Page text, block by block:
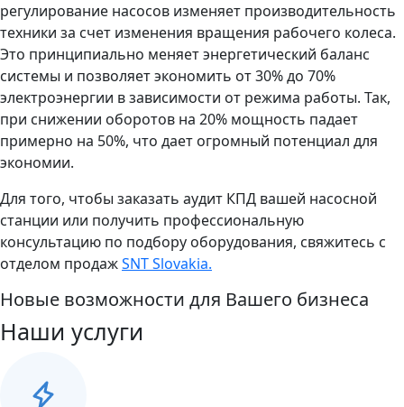
регулирование насосов изменяет производительность
техники за счет изменения вращения рабочего колеса.
Это принципиально меняет энергетический баланс
системы и позволяет экономить от 30% до 70%
электроэнергии в зависимости от режима работы. Так,
при снижении оборотов на 20% мощность падает
примерно на 50%, что дает огромный потенциал для
экономии.
Для того, чтобы заказать аудит КПД вашей насосной
станции или получить профессиональную
консультацию по подбору оборудования, свяжитесь с
отделом продажSNT Slovakia.
Новые возможности для Вашего бизнеса
Наши услуги